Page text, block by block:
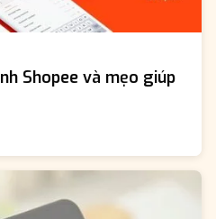
Shopee và mẹo giúp